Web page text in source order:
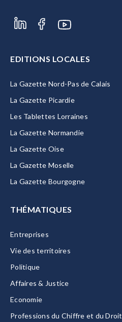
EDITIONS LOCALES
La Gazette Nord-Pas de Calais
La Gazette Picardie
Les Tablettes Lorraines
La Gazette Normandie
La Gazette Oise
La Gazette Moselle
La Gazette Bourgogne
THÉMATIQUES
Entreprises
Vie des territoires
Politique
Affaires & Justice
Economie
Professions du Chiffre et du Droit